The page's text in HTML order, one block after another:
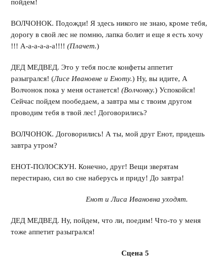
пойдем!
ВОЛЧОНОК. Подожди! Я здесь никого не знаю, кроме тебя,
дорогу в свой лес не помню, лапка болит и еще я есть хочу
!!! А-а-а-а-а-а!!!!(Плачет.)
ДЕД МЕДВЕД. Это у тебя после конфеты аппетит
разыгрался! (Лисе Ивановне и Еноту.) Ну, вы идите, А
Волчонок пока у меня останется!(Волчонку.) Успокойся!
Сейчас пойдем пообедаем, а завтра мы с твоим другом
проводим тебя в твой лес! Договорились?
ВОЛЧОНОК. Договорились! А ты, мой друг Енот, придешь
завтра утром?
ЕНОТ-ПОЛОСКУН. Конечно, друг! Вещи зверятам
перестираю, сил во сне наберусь и приду! До завтра!
Енот и Лиса Ивановна уходят.
ДЕД МЕДВЕД. Ну, пойдем, что ли, поедим! Что-то у меня
тоже аппетит разыгрался!
Сцена 5